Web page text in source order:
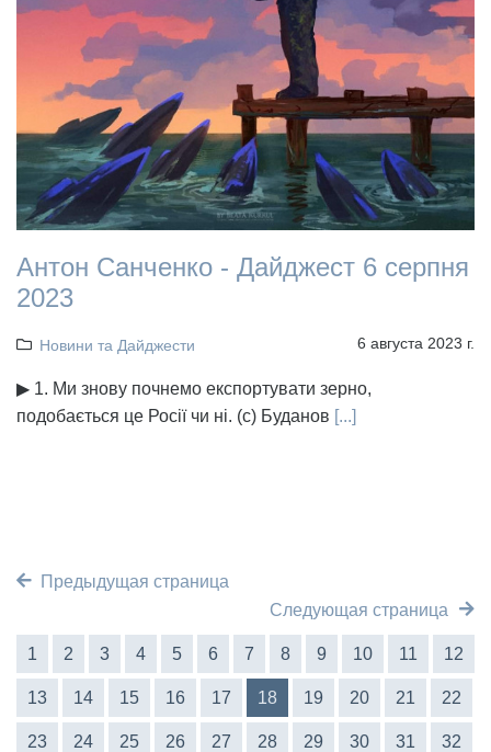
Антон Санченко - Дайджест 6 серпня
2023
Новини та Дайджести 6 августа 2023 г.
▶ 1. Ми знову почнемо експортувати зерно,
подобається це Росії чи ні. (с) Буданов [...]
Предыдущая страница
Следующая страница
1 2 3 4 5 6 7 8 9 10 11 12
13 14 15 16 17 18 19 20 21 22
23 24 25 26 27 28 29 30 31 32